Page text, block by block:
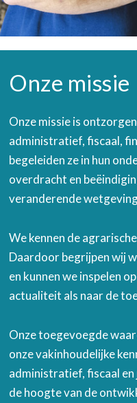
Onze missie
Onze missie is
administratief, fiscaal,
begeleiden ze in hun
overdracht en
veranderende
We kennen de
Daardoor begrijpen wij
en kunnen we inspelen
actualiteit als naar de
Onze toegevoegde
onze vakinhoudelijke
administratief, fiscaal
de hoogte van de